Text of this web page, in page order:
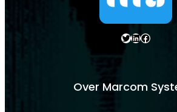
Twitter LinkedIn Facebook
Over Marcom